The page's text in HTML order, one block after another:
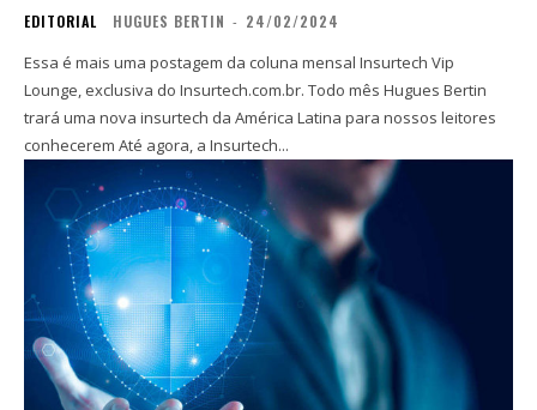
EDITORIAL HUGUES BERTIN - 24/02/2024
Essa é mais uma postagem da coluna mensal Insurtech Vip
Lounge, exclusiva do Insurtech.com.br. Todo mês Hugues Bertin
trará uma nova insurtech da América Latina para nossos leitores
conhecerem Até agora, a Insurtech...